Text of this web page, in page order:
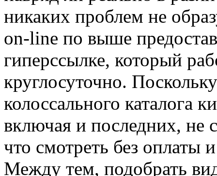
никаких проблем не
on-line по выше
гиперссылке, который
круглосуточно.
колоссального каталога
включая и последних, не
что смотреть без оплаты
Между тем, подобрать